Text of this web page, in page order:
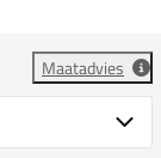
Maatadvies